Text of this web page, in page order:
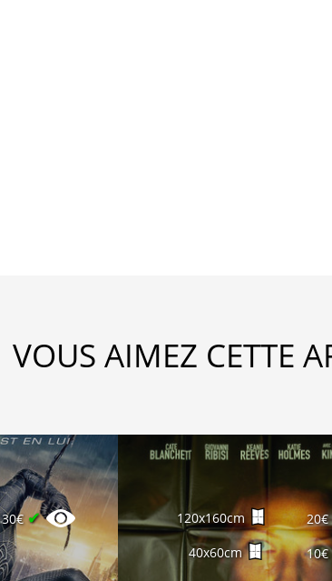
VOUS AIMEZ CETTE
30€ ✔ 120x160cm 20€
40x60cm 10€